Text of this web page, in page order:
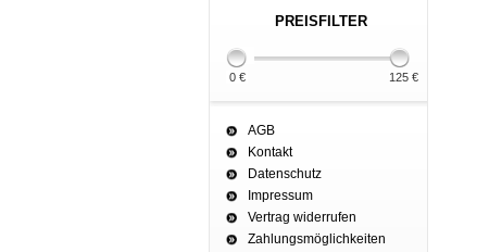
PREISFILTER
0 € 125 €
AGB
Kontakt
Datenschutz
Impressum
Vertrag widerrufen
Zahlungsmöglichkeiten